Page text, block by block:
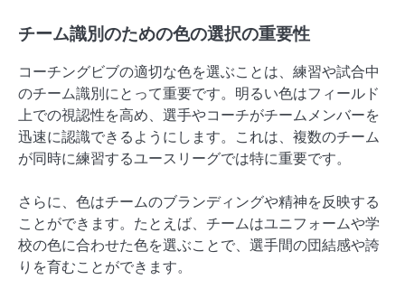
チーム識別のための色の選択の重要性
コーチングビブの適切な色を選ぶことは、練習や試合中
のチーム識別にとって重要です。明るい色はフィールド
上での視認性を高め、選手やコーチがチームメンバーを
迅速に認識できるようにします。これは、複数のチーム
が同時に練習するユースリーグでは特に重要です。
さらに、色はチームのブランディングや精神を反映する
ことができます。たとえば、チームはユニフォームや学
校の色に合わせた色を選ぶことで、選手間の団結感や誇
りを育むことができます。